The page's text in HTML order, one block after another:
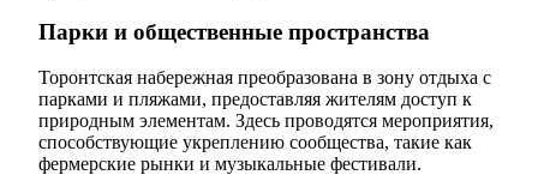
Парки и общественные пространства
Торонтская набережная преобразована в зону отдыха с
парками и пляжами, предоставляя жителям доступ к
природным элементам. Здесь проводятся мероприятия,
способствующие укреплению сообщества, такие как
фермерские рынки и музыкальные фестивали.